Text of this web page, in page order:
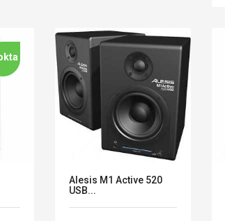
Alesis M1 Active 520
USB...